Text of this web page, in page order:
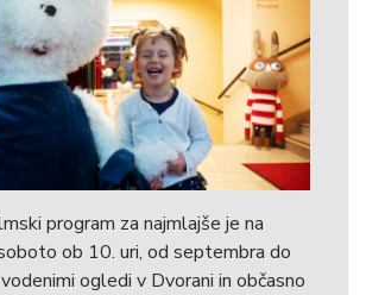
/ 17:00 / Dvorana
skrivnosti
za člane Kluba Kinobalon. / Najljubši film po
program za najmlajše je na
ob 10. uri, od septembra do
ogledi v Dvorani in občasno